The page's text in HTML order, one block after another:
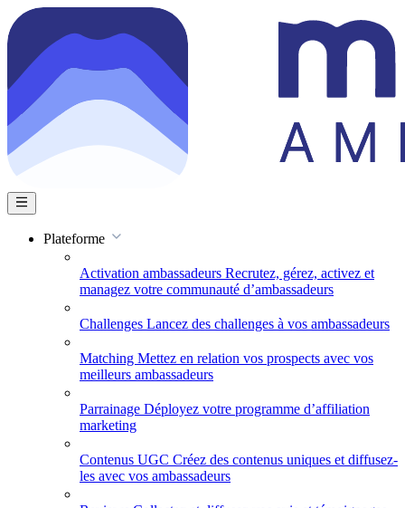
Plateforme
Activation ambassadeurs Recrutez, gérez, activez et
managez votre communauté d’ambassadeurs
Challenges Lancez des challenges à vos ambassadeurs
Matching Mettez en relation vos prospects avec vos
meilleurs ambassadeurs
Parrainage Déployez votre programme d’affiliation
marketing
Contenus UGC Créez des contenus uniques et diffusez-
les avec vos ambassadeurs